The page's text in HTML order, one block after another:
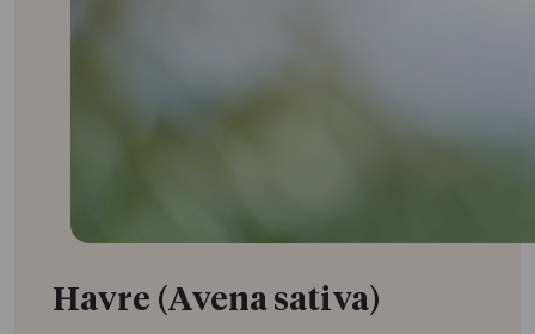
Havre (Avena sativa)